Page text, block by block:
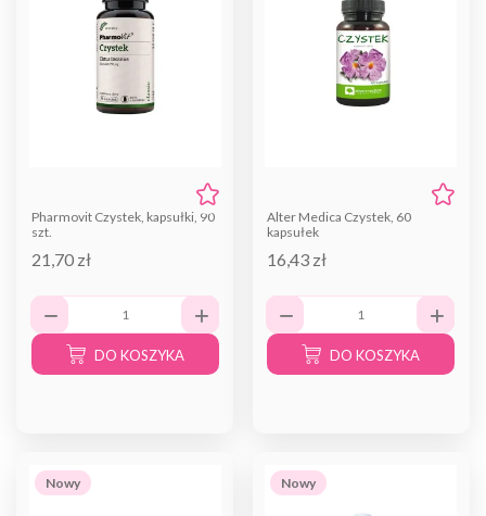
Pharmovit Czystek, kapsułki, 90
szt.
21,70 zł
DO KOSZYKA
Alter Medica Czystek, 60
kapsułek
16,43 zł
DO KOSZYKA
Nowy Nowy